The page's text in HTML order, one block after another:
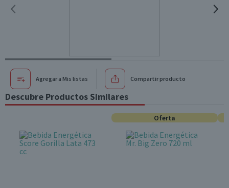
Agregar a Mis listas Compartir producto
Descubre Productos Similares
Oferta